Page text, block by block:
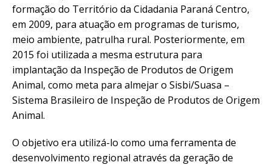
formação do Território da Cidadania Paraná Centro,
em 2009, para atuação em programas de turismo,
meio ambiente, patrulha rural. Posteriormente, em
2015 foi utilizada a mesma estrutura para
implantação da Inspeção de Produtos de Origem
Animal, como meta para almejar o Sisbi/Suasa –
Sistema Brasileiro de Inspeção de Produtos de Origem
Animal.
O objetivo era utilizá-lo como uma ferramenta de
desenvolvimento regional através da geração de